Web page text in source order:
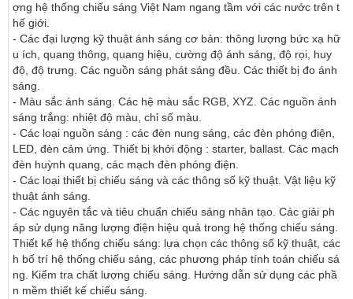
ợng hệ thống chiếu sáng Việt Nam ngang tầm với các nước trên t
hế giới.
- Các đại lượng kỹ thuật ánh sáng cơ bản: thông lượng bức xạ hữ
u ích, quang thông, quang hiệu, cường độ ánh sáng, độ rọi, huy
độ, độ trưng. Các nguồn sáng phát sáng đều. Các thiết bị đo ánh
sáng.
- Màu sắc ánh sáng. Các hệ màu sắc RGB, XYZ. Các nguồn ánh
sáng trắng: nhiệt độ màu, chỉ số màu.
- Các loại nguồn sáng : các đèn nung sáng, các đèn phóng điện,
LED, đèn cảm ứng. Thiết bị khởi động : starter, ballast. Các mạch
đèn huỳnh quang, các mạch đèn phóng điện.
- Các loại thiết bị chiếu sáng và các thông số kỹ thuật. Vật liệu kỹ
thuật ánh sáng.
- Các nguyên tắc và tiêu chuẩn chiếu sáng nhân tạo. Các giải ph
áp sử dụng năng lượng điện hiệu quả trong hệ thống chiếu sáng.
Thiết kế hệ thống chiếu sáng: lựa chọn các thông số kỹ thuật, các
h bố trí hệ thống chiếu sáng, các phương pháp tính toán chiếu sá
ng. Kiểm tra chất lượng chiếu sáng. Hướng dẫn sử dụng các phầ
n mềm thiết kế chiếu sáng.